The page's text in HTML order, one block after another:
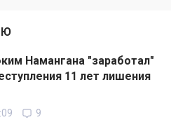
Намангана "заработал"
11 лет лишения
9